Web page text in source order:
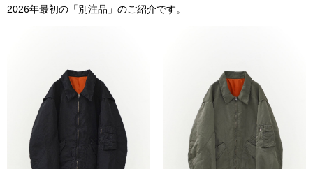
2026年最初の「別注品」のご紹介です。